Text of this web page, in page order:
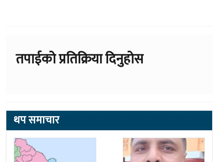
तपाईको प्रतिक्रिया दिनुहोस
थप समाचार